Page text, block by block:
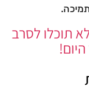
תוכלו לסרב